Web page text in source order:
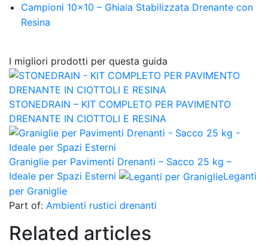
Campioni 10×10 – Ghiaia Stabilizzata Drenante con
Resina
I migliori prodotti per questa guida
STONEDRAIN – KIT COMPLETO PER PAVIMENTO
DRENANTE IN CIOTTOLI E RESINA
Graniglie per Pavimenti Drenanti – Sacco 25 kg –
Ideale per Spazi Esterni
Leganti
per Graniglie
Part of: Ambienti rustici drenanti
Related articles